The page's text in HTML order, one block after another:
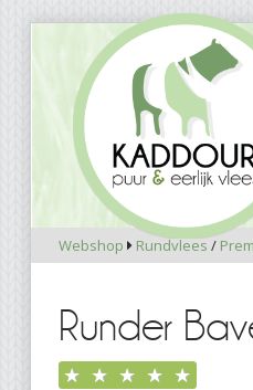
Webshop  Rundvlees /
Runder
★ ★ ★ ★ ★